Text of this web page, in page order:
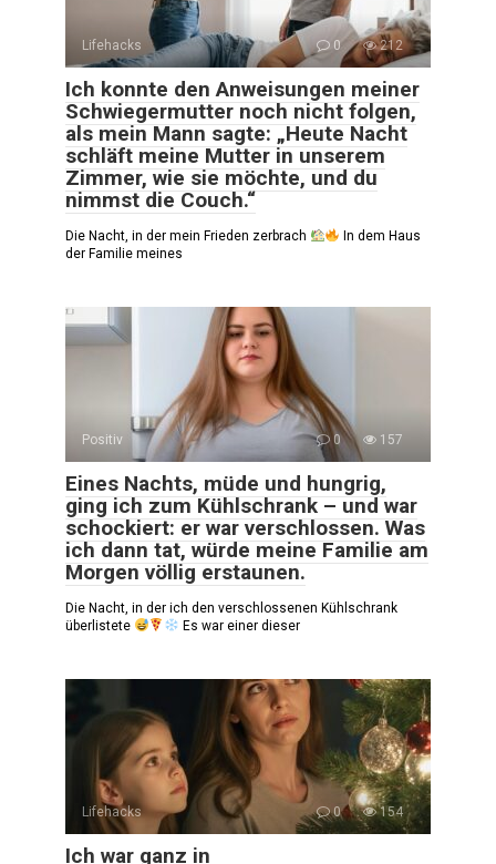
Lifehacks 0 212
Ich konnte den Anweisungen meiner
Schwiegermutter noch nicht folgen,
als mein Mann sagte: „Heute Nacht
schläft meine Mutter in unserem
Zimmer, wie sie möchte, und du
nimmst die Couch.“
Die Nacht, in der mein Frieden zerbrach
In dem Haus
der Familie meines
Positiv 0 157
Eines Nachts, müde und hungrig,
ging ich zum Kühlschrank – und war
schockiert: er war verschlossen. Was
ich dann tat, würde meine Familie am
Morgen völlig erstaunen.
Die Nacht, in der ich den verschlossenen Kühlschrank
überlistete
Es war einer dieser
Lifehacks 0 154
Ich war ganz in